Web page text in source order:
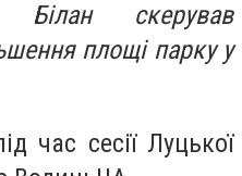
Білан скерував
площі парку у
час сесії Луцької